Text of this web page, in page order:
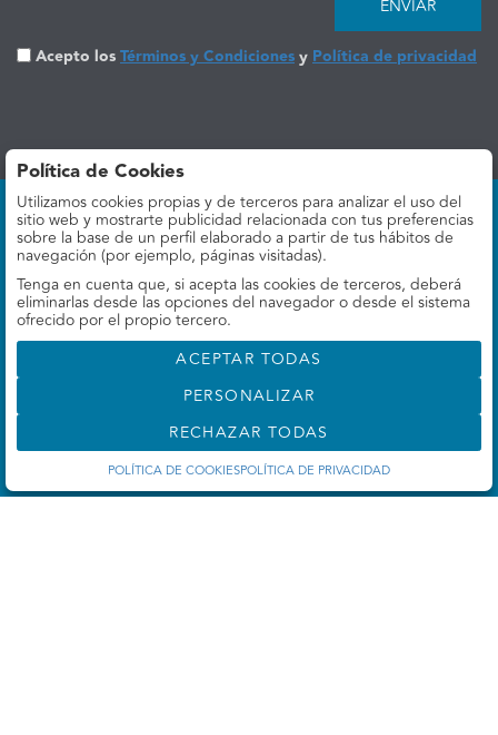
ENVIAR
Acepto losTérminos y CondicionesyPolítica de privacidad
Subastas
Subastas online
Quiénes Somos
Contacto
Política de Cookies
Utilizamos cookies propias y de terceros para analizar el uso del
sitio web y mostrarte publicidad relacionada con tus preferencias
sobre la base de un perfil elaborado a partir de tus hábitos de
navegación (por ejemplo, páginas visitadas).
Tenga en cuenta que, si acepta las cookies de terceros, deberá
eliminarlas desde las opciones del navegador o desde el sistema
ofrecido por el propio tercero.
ACEPTAR TODAS
PERSONALIZAR
RECHAZAR TODAS
POLÍTICA DE COOKIESPOLÍTICA DE PRIVACIDAD